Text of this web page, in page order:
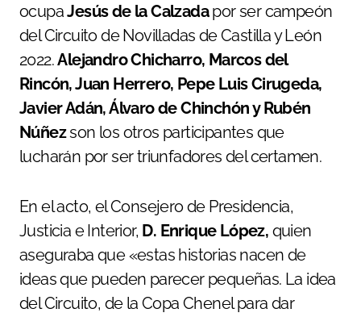
ocupaJesús de la Calzadapor ser campeón
del Circuito de Novilladas de Castilla y León
2022.Alejandro Chicharro, Marcos del
Rincón, Juan Herrero, Pepe Luis Cirugeda,
Javier Adán, Álvaro de Chinchón y Rubén
Núñezson los otros participantes que
lucharán por ser triunfadores del certamen.
En el acto, el Consejero de Presidencia,
Justicia e Interior, D. Enrique López, quien
aseguraba que «estas historias nacen de
ideas que pueden parecer pequeñas. La idea
del Circuito, de la Copa Chenel para dar